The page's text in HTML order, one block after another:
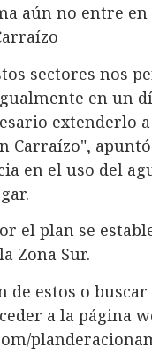
aún no entre
sectores nos
en un
extenderlo
Carraízo",
en el uso del
el plan se
Zona Sur.
de estos o
a la página